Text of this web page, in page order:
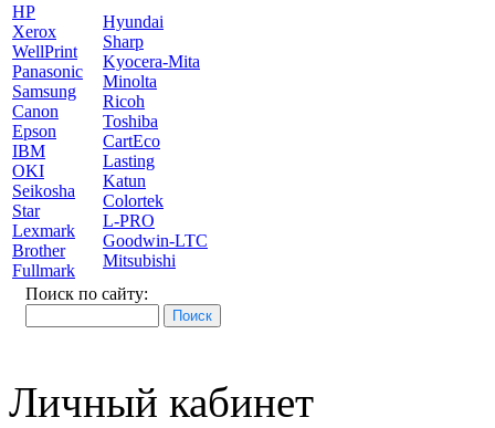
HP
Xerox
WellPrint
Panasonic
Samsung
Canon
Epson
IBM
OKI
Seikosha
Star
Lexmark
Brother
Fullmark
Hyundai
Sharp
Kyocera-Mita
Minolta
Ricoh
Toshiba
CartEco
Lasting
Katun
Colortek
L-PRO
Goodwin-LTC
Mitsubishi
Поиск по сайту:
Личный кабинет